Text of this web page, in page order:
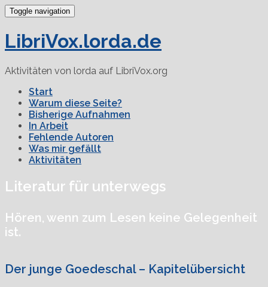
Toggle navigation
LibriVox.lorda.de
Aktivitäten von lorda auf LibriVox.org
Start
Warum diese Seite?
Bisherige Aufnahmen
In Arbeit
Fehlende Autoren
Was mir gefällt
Aktivitäten
Literatur für unterwegs
Hören, wenn zum Lesen keine Gelegenheit
ist.
Der junge Goedeschal – Kapitelübersicht